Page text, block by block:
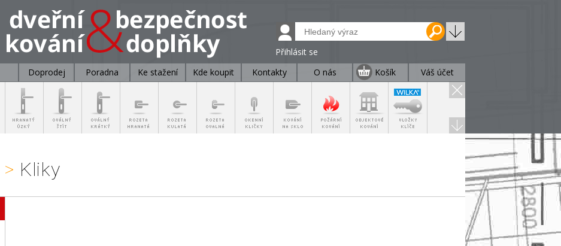
Přihlásit se
Doprodej Poradna Ke stažení Kde koupit Kontakty O nás Košík Váš účet
> Kliky